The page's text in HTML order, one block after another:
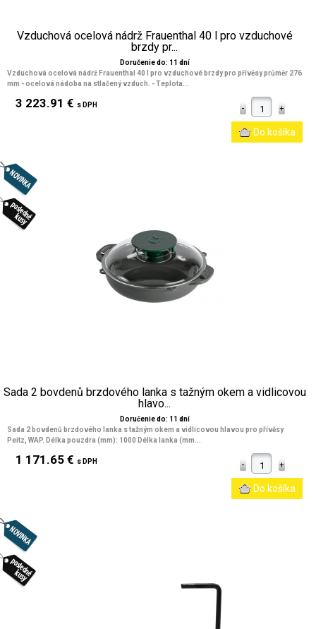
Vzduchová ocelová nádrž Frauenthal 40 l pro vzduchové
brzdy pr...
Doručenie do: 11 dní
Vzduchová ocelová nádrž Frauenthal 40 l pro vzduchové brzdy pro přívěsy průměr 276
mm - ocelová nádoba na stlačený vzduch. - Teplota...
3 223.91 € s DPH
Sada 2 bovdenů brzdového lanka s tažným okem a vidlicovou
hlavo...
Doručenie do: 11 dní
Sada 2 bovdenů brzdového lanka s tažným okem a vidlicovou hlavou pro přívěsy
Peitz, WAP. Délka pouzdra (mm): 1000 Délka lanka (mm...
1 171.65 € s DPH